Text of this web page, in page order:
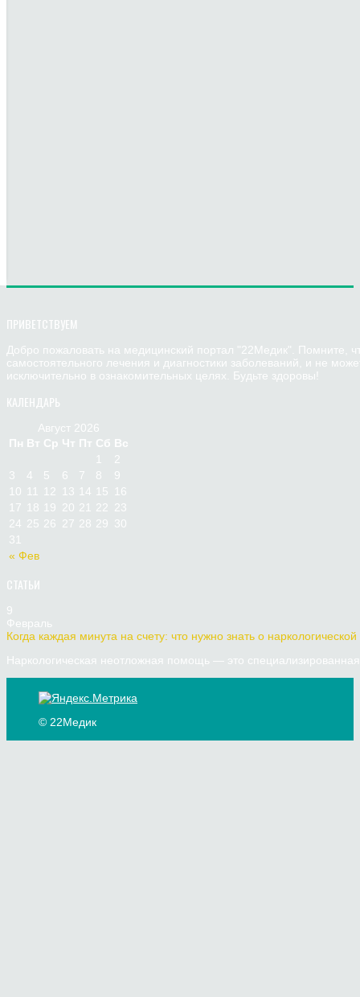
ПРИВЕТСТВУЕМ
Добро пожаловать на медицинский портал "22Медик". Помните,
самостоятельного лечения и диагностики заболеваний, и не
исключительно в ознакомительных целях. Будьте здоровы!
КАЛЕНДАРЬ
Август 2026
Пн Вт Ср Чт Пт Сб Вс
« Фев
2
3
4 5 6 7 8
9
10
12 13 14 15
16
17
18 19 20 21 22 23
24 25 26 27 28 29 30
31
СТАТЬИ
9
Февраль
Когда каждая минута на счету: что нужно знать о
Наркологическая неотложная помощь — это
© 22Медик